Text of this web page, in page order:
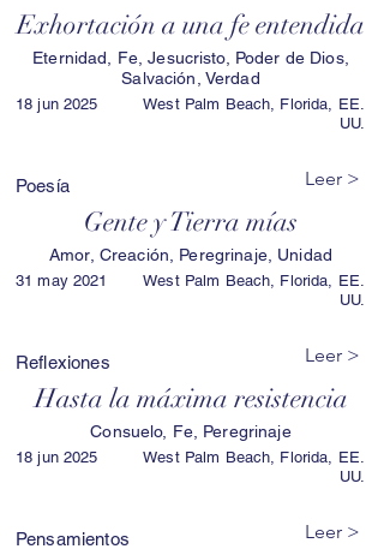
Exhortación a una fe entendida
Eternidad, Fe, Jesucristo, Poder de Dios,
Salvación, Verdad
18 jun 2025
West Palm Beach, Florida, EE.
UU.
Poesía
Gente y Tierra mías
Leer >
Amor, Creación, Peregrinaje, Unidad
31 may 2021
West Palm Beach, Florida, EE.
UU.
Reflexiones
Hasta la máxima resistencia
Leer >
Consuelo, Fe, Peregrinaje
18 jun 2025
West Palm Beach, Florida, EE.
UU.
Pensamientos Leer >